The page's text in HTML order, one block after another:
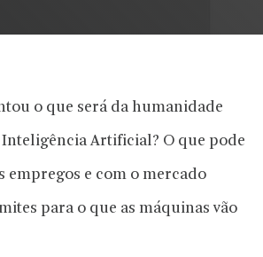
o que será da humanidade
Inteligência Artificial? O que pode
empregos e com o mercado
para o que as máquinas vão